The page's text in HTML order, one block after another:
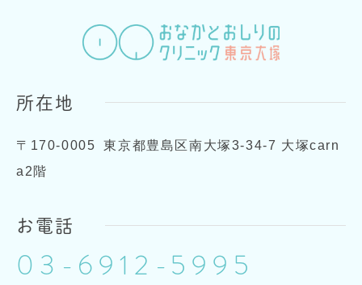
所在地
〒170-0005
東京都豊島区南大塚3-34-7 大塚carn
a2階
お電話
03-6912-5995